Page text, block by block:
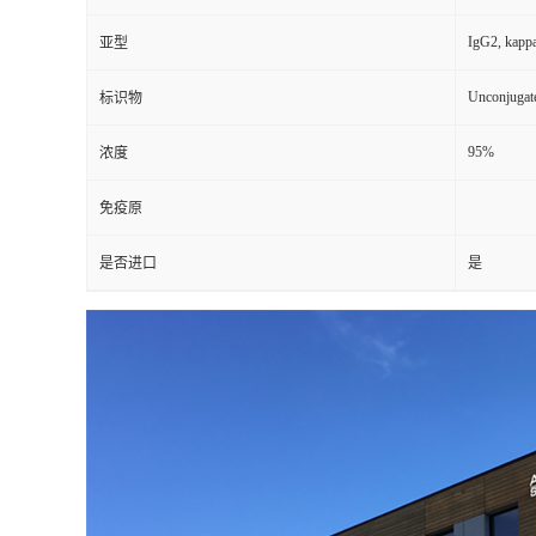
亚型 IgG2,
标识物
浓度 95%
免疫原
是否进口 是